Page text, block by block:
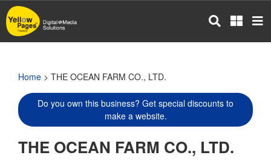
Skip
to
main
Home > THE OCEAN FARM CO., LTD.
Do you own this business? Get special discounts to
make a website.
THE OCEAN FARM CO., LTD.